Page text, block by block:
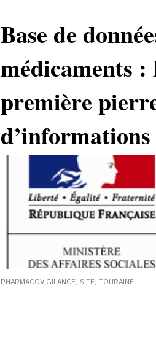
Base de
médicaments
première
d’informations
PHARMACOVIGILANCE, SITE, TOURAINE